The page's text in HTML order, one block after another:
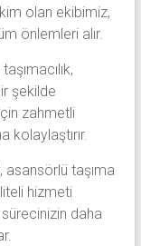
olan ekibimiz,
önlemleri alır.
şekilde
zahmetli
kolaylaştırır.
asansörlü taşıma
hizmeti
daha